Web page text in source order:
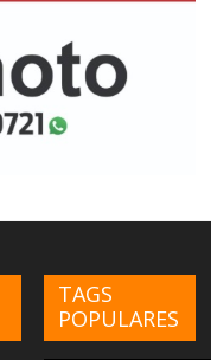
TAGS
POPULARES